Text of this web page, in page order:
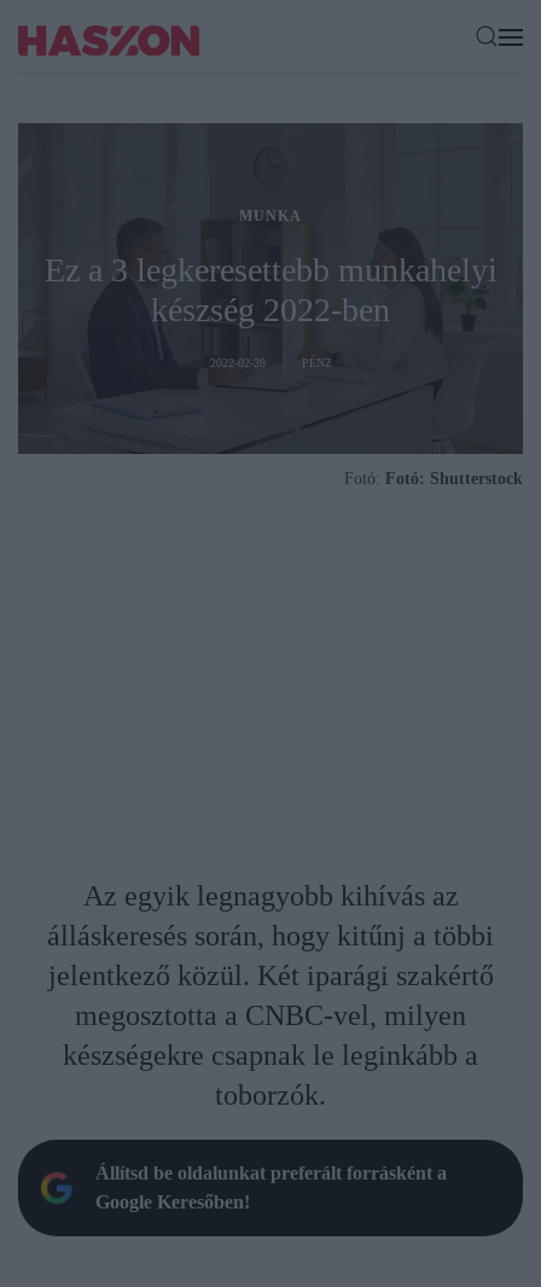
MUNKA
Ez a 3 legkeresettebb munkahelyi
készség 2022-ben
2022-02-28 PÉNZ
Fotó: Fotó: Shutterstock
Az egyik legnagyobb kihívás az
álláskeresés során, hogy kitűnj a többi
jelentkező közül. Két iparági szakértő
megosztotta a CNBC-vel, milyen
készségekre csapnak le leginkább a
toborzók.
Állítsd be oldalunkat preferált forrásként a
Google Keresőben!